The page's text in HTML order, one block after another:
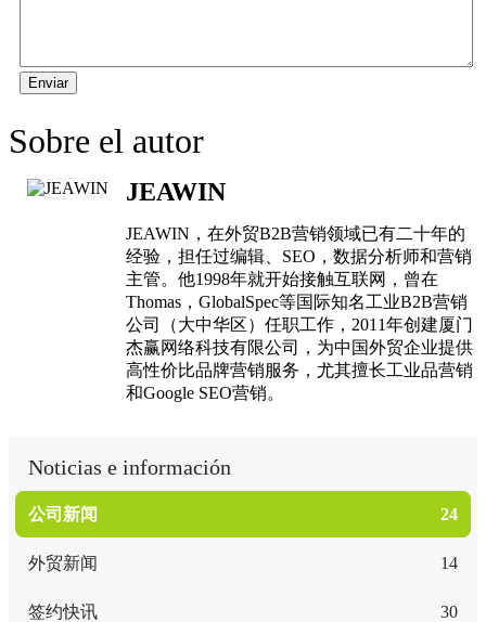
Enviar
Sobre el autor
JEAWIN
JEAWIN，在外贸B2B营销领域已有二十年的
经验，担任过编辑、SEO，数据分析师和营销
主管。他1998年就开始接触互联网，曾在
Thomas，GlobalSpec等国际知名工业B2B营销
公司（大中华区）任职工作，2011年创建厦门
杰赢网络科技有限公司，为中国外贸企业提供
高性价比品牌营销服务，尤其擅长工业品营销
和Google SEO营销。
Noticias e información
公司新闻 24
外贸新闻 14
签约快讯 30